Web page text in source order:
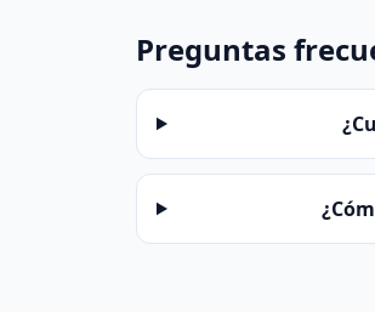
Preguntas